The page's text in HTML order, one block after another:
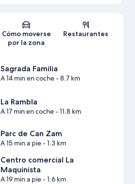
Cómo moverse
por la zona
Restaurantes
Sagrada Familia
A 14 min en coche- 8.7 km
La Rambla
A 17 min en coche- 11.8 km
Parc de Can Zam
A 15 min a pie- 1.3 km
Centro comercial La
Maquinista
A 19 min a pie- 1.6 km